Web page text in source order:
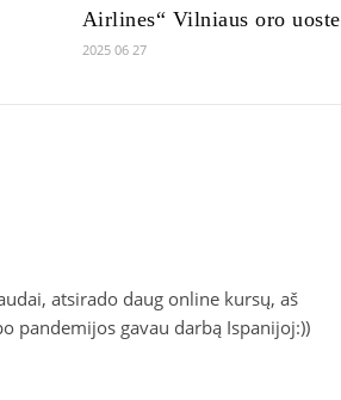
Airlines“ Vilniaus oro uoste
2025 06 27
atsirado daug online kursų, aš
pandemijos gavau darbą Ispanijoj:))